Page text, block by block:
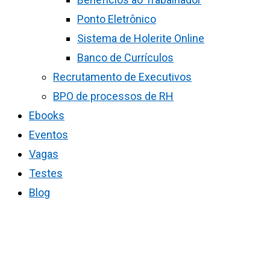
Ponto Eletrônico
Sistema de Holerite Online
Banco de Currículos
Recrutamento de Executivos
BPO de processos de RH
Ebooks
Eventos
Vagas
Testes
Blog